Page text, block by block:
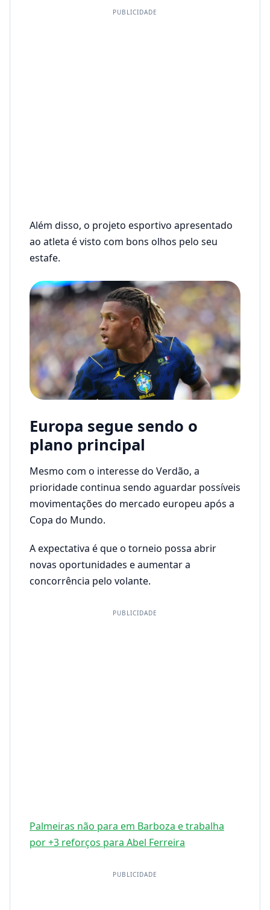
PUBLICIDADE
Além disso, o projeto esportivo apresentado
ao atleta é visto com bons olhos pelo seu
estafe.
Europa segue sendo o
plano principal
Mesmo com o interesse do Verdão, a
prioridade continua sendo aguardar possíveis
movimentações do mercado europeu após a
Copa do Mundo.
A expectativa é que o torneio possa abrir
novas oportunidades e aumentar a
concorrência pelo volante.
PUBLICIDADE
Palmeiras não para em Barboza e trabalha
por +3 reforços para Abel Ferreira
PUBLICIDADE